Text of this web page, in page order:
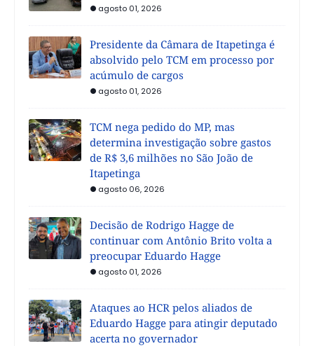
agosto 01, 2026
Presidente da Câmara de Itapetinga é
absolvido pelo TCM em processo por
acúmulo de cargos
agosto 01, 2026
TCM nega pedido do MP, mas
determina investigação sobre gastos
de R$ 3,6 milhões no São João de
Itapetinga
agosto 06, 2026
Decisão de Rodrigo Hagge de
continuar com Antônio Brito volta a
preocupar Eduardo Hagge
agosto 01, 2026
Ataques ao HCR pelos aliados de
Eduardo Hagge para atingir deputado
acerta no governador